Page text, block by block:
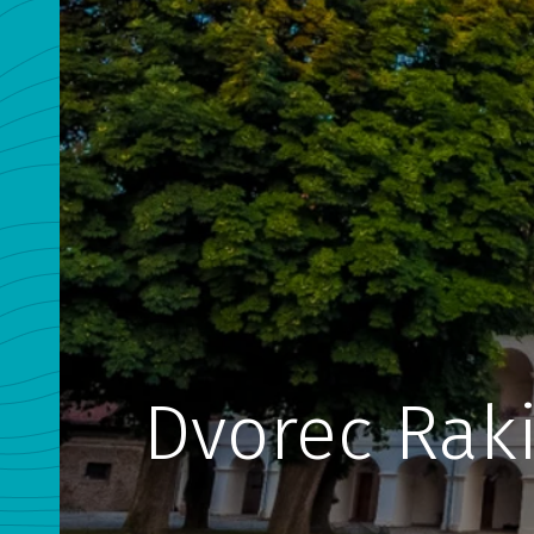
Dvorec